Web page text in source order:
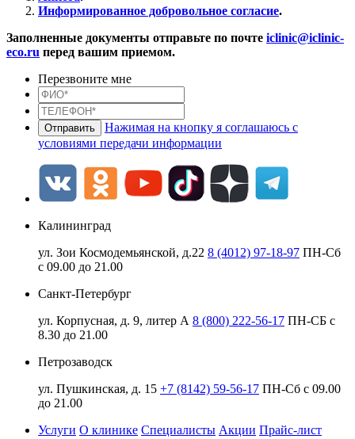
Информированное добровольное согласие.
Заполненные документы отправьте по почте iclinic@iclinic-
eco.ru перед вашим приемом.
Перезвоните мне
Нажимая на кнопку я соглашаюсь с
условиями передачи информации
Калининград
ул. Зои Космодемьянской, д.22 8 (4012) 97-18-97 ПН-Сб
с 09.00 до 21.00
Санкт-Петербург
ул. Корпусная, д. 9, литер А 8 (800) 222-56-17 ПН-СБ с
8.30 до 21.00
Петрозаводск
ул. Пушкинская, д. 15 +7 (8142) 59-56-17 ПН-Сб с 09.00
до 21.00
Услуги О клинике Специалисты Акции Прайс-лист